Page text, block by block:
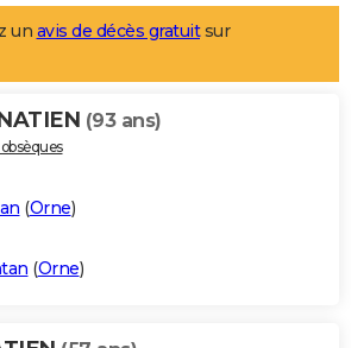
un avis de décès gratuitsur
(93 ans)
(Orne)
(Orne)